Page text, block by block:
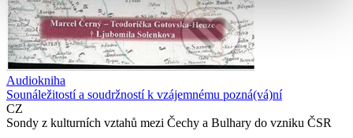
Audiokniha
Sounáležitostí a soudržností k vzájemnému pozná(vá)ní
CZ
Sondy z kulturních vztahů mezi Čechy a Bulhary do vzniku ČSR